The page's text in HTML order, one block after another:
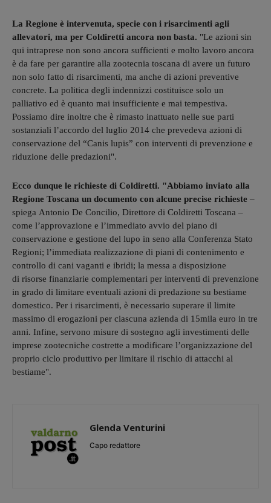
La Regione è intervenuta, specie con i risarcimenti agli
allevatori, ma per Coldiretti ancora non basta. "Le azioni sin
qui intraprese non sono ancora sufficienti e molto lavoro ancora
è da fare per garantire alla zootecnia toscana di avere un futuro
non solo fatto di risarcimenti, ma anche di azioni preventive
concrete. La politica degli indennizzi costituisce solo un
palliativo ed è quanto mai insufficiente e mai tempestiva.
Possiamo dire inoltre che è rimasto inattuato nelle sue parti
sostanziali l’accordo del luglio 2014 che prevedeva azioni di
conservazione del “Canis lupis” con interventi di prevenzione e
riduzione delle predazioni".
Ecco dunque le richieste di Coldiretti. "Abbiamo inviato alla
Regione Toscana un documento con alcune precise richieste –
spiega Antonio De Concilio, Direttore di Coldiretti Toscana –
come l’approvazione e l’immediato avvio del piano di
conservazione e gestione del lupo in seno alla Conferenza Stato
Regioni; l’immediata realizzazione di piani di contenimento e
controllo di cani vaganti e ibridi; la messa a disposizione
di risorse finanziarie complementari per interventi di prevenzione
in grado di limitare eventuali azioni di predazione su bestiame
domestico. Per i risarcimenti, è necessario superare il limite
massimo di erogazioni per ciascuna azienda di 15mila euro in tre
anni. Infine, servono misure di sostegno agli investimenti delle
imprese zootecniche costrette a modificare l’organizzazione del
proprio ciclo produttivo per limitare il rischio di attacchi al
bestiame".
Glenda Venturini
Capo redattore